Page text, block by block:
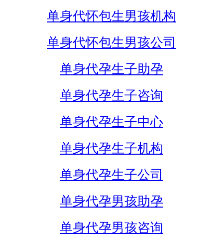
单身代怀包生男孩机构
单身代怀包生男孩公司
单身代孕生子助孕
单身代孕生子咨询
单身代孕生子中心
单身代孕生子机构
单身代孕生子公司
单身代孕男孩助孕
单身代孕男孩咨询